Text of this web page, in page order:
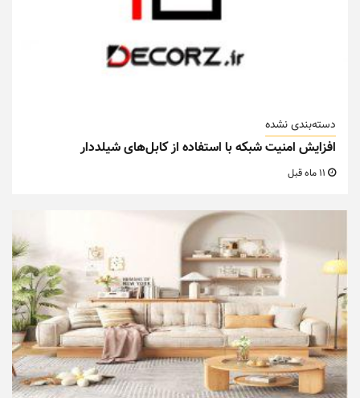
دسته‌بندی نشده
افزایش امنیت شبکه با استفاده از کابل‌های شیلددار